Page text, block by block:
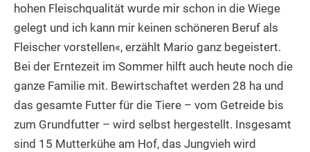
hohen Fleischqualität wurde mir schon in die Wiege
gelegt und ich kann mir keinen schöneren Beruf als
Fleischer vorstellen«, erzählt Mario ganz begeistert.
Bei der Erntezeit im Sommer hilft auch heute noch die
ganze Familie mit. Bewirtschaftet werden 28 ha und
das gesamte Futter für die Tiere – vom Getreide bis
zum Grundfutter – wird selbst hergestellt. Insgesamt
sind 15 Mutterkühe am Hof, das Jungvieh wird